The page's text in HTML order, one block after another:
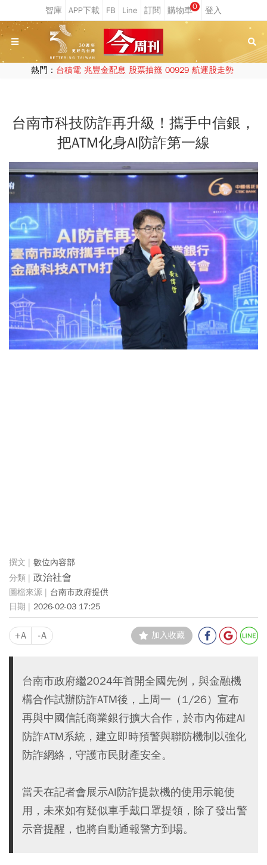
0
熱門： 台積電 兆豐金配息 股票抽籤 00929 航運股走勢
台南市科技防詐再升級！攜手中信銀，
把ATM化身AI防詐第一線
數位內容部
政治社會
台南市政府提供
2026-02-03 17:25
+A -A 加入收藏
台南市政府繼2024年首開全國先例，與金融機
構合作試辦防詐ATM後，上周一（1/26）宣布
再與中國信託商業銀行擴大合作，於市內佈建AI
防詐ATM系統，建立即時預警與聯防機制以強化
防詐網絡，守護市民財產安全。
當天在記者會展示AI防詐提款機的使用示範使
用，未來如有疑似車手戴口罩提領，除了發出警
示音提醒，也將自動通報警方到場。